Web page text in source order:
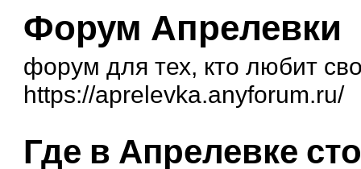
Форум Апрелевки
форум для тех, кто любит
https://aprelevka.anyforum.ru/
Где в Апрелевке